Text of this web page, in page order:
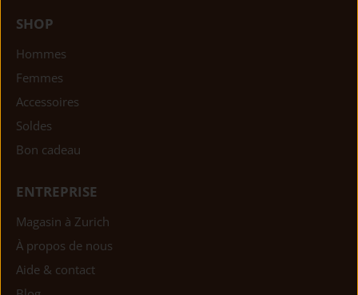
SHOP
Hommes
Femmes
Accessoires
Soldes
Bon cadeau
ENTREPRISE
Magasin à Zurich
À propos de nous
Aide & contact